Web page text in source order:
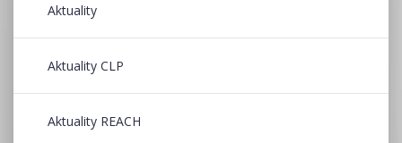
Aktuality
Aktuality CLP
Aktuality REACH